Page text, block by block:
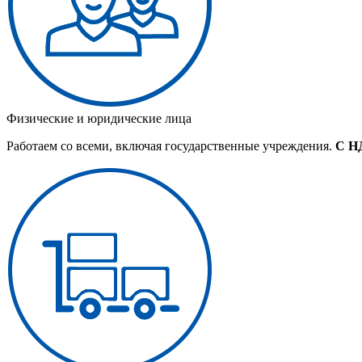
Физические и юридические лица
Работаем со всеми, включая государственные учреждения. С